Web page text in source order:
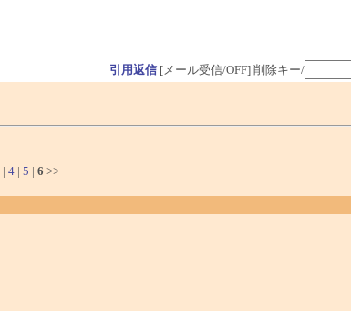
引用返信[メール受信/OFF] 削除キー/
| 4| 5 | 6 >>